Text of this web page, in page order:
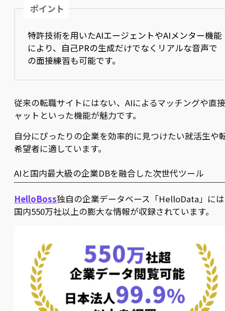
ポイント
特許技術を用いたAIエージェントやAIメンター機能
により、自己PRの生成だけでなくリアルな音声で
の面接練習も可能です。
従来の転職サイトにはない、AIによるマッチングや直
ャットといった機能が魅力です。
自分にぴったりの企業を効率的に見つけたい就活生や
希望者に適しています。
AIと国内最大級の企業DBを融合した次世代ツール
HelloBoss独自の企業データベース「HelloData」に
国内550万社以上の膨大な情報が収録されています。